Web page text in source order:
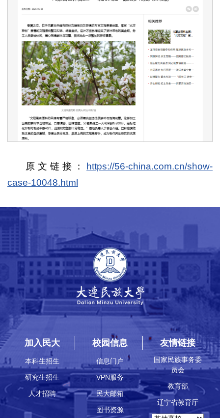
原文链接：
https://56-china.com.cn/show-
case-10048.html
加入民大
本科生招生
研究生招生
人才招聘
校园信息
信息门户
VPN服务
民大邮箱
图书资源
友情链接
国家民族事务委
员会
教育部
辽宁省教育厅